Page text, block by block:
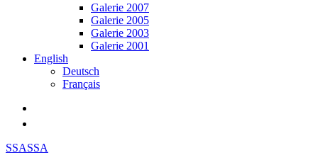
Galerie 2007
Galerie 2005
Galerie 2003
Galerie 2001
English
Deutsch
Français
SSASSA